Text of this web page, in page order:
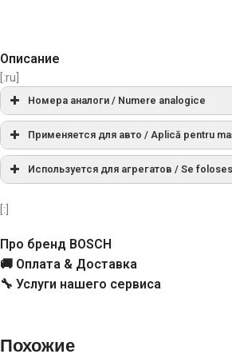
Описание
[:ru]
Номера аналоги / Numere analogice
AS
Bosch
Ghibaudi
Применяется для авто / Aplică pentru
Используется для агрегатов / Se
[:]
Про бренд BOSCH
🚚 Оплата & Доставка
🔧 Услуги нашего сервиса
Похожие